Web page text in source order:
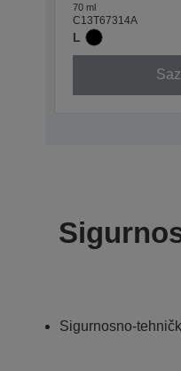
70 ml
C13T67314A
L
Sigurnosno-